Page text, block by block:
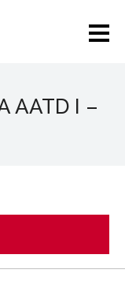
AATD I –